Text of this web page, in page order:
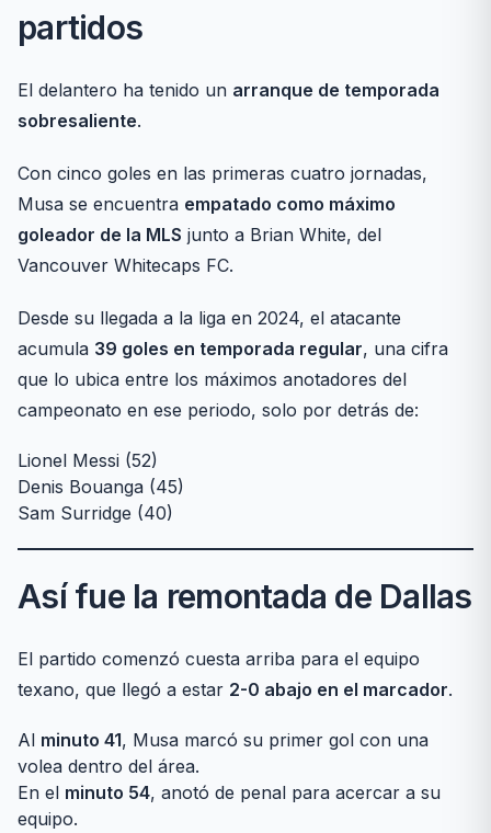
partidos
El delantero ha tenido un arranque de temporada
sobresaliente.
Con cinco goles en las primeras cuatro jornadas,
Musa se encuentra empatado como máximo
goleador de la MLS junto a Brian White, del
Vancouver Whitecaps FC.
Desde su llegada a la liga en 2024, el atacante
acumula 39 goles en temporada regular, una cifra
que lo ubica entre los máximos anotadores del
campeonato en ese periodo, solo por detrás de:
Lionel Messi (52)
Denis Bouanga (45)
Sam Surridge (40)
Así fue la remontada de Dallas
El partido comenzó cuesta arriba para el equipo
texano, que llegó a estar 2-0 abajo en el marcador.
Al minuto 41, Musa marcó su primer gol con una
volea dentro del área.
En el minuto 54, anotó de penal para acercar a su
equipo.